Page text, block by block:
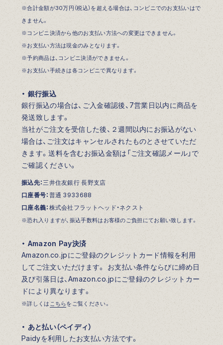
※合計金額が30万円（税込）を超える場合は、コンビニでのお支払いはで
きません。
※コンビニ決済から他のお支払い方法への変更はできません。
※お支払い方法は現金のみとなります。
※予約商品は、コンビニ決済ができません。
※お支払い手続きは各コンビニで異なります。
・ 銀行振込
銀行振込の場合は、ご入金確認後、7営業日以内に商品を
発送致します。
当社がご注文を受信した後、２週間以内にお振込がない
場合は、ご注文はキャンセルされたものとさせていただ
きます。送料を含むお振込金額は「ご注文確認メール」で
ご確認ください。
振込先：三井住友銀行 長野支店
口座番号： 普通 3933688
口座名義：株式会社フラットヘッド・ネクスト
※恐れ入りますが、振込手数料はお客様のご負担にてお願い致します。
・ Amazon Pay決済
Amazon.co.jpにご登録のクレジットカード情報を利用
してご注文いただけます。 お支払い条件ならびに締め日
及び引落日は、Amazon.co.jpにご登録のクレジットカー
ドにより異なります。
※詳しくはこちらをご覧ください。
・ あと払い（ペイディ）
Paidyを利用したお支払い方法です。